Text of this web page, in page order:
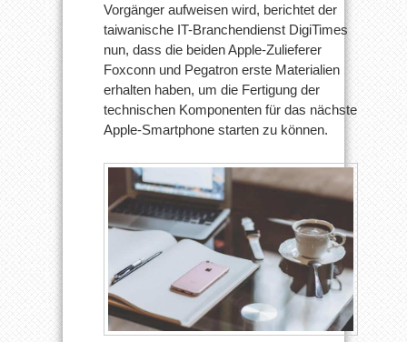
Lieferungen
Produktion
technischer
Vorgänger aufweisen wird, berichtet der
taiwanische IT-Branchendienst DigiTimes
nun, dass die beiden Apple-Zulieferer
Foxconn und Pegatron erste Materialien
erhalten haben, um die Fertigung der
technischen Komponenten für das nächste
Apple-Smartphone starten zu können.